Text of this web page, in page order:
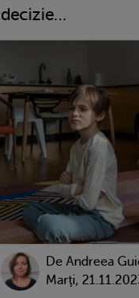
decizie…
De Andreea
Marţi,